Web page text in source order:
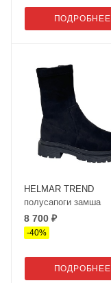
ПОДРОБНЕЕ
HELMAR TREND
полусапоги замша
8 700 ₽
-40%
ПОДРОБНЕЕ